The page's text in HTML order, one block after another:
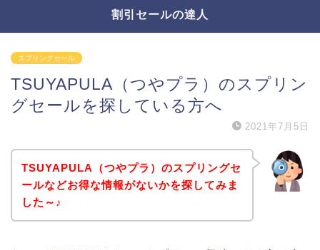
割引セールの達人
スプリングセール
TSUYAPULA（つやプラ）のスプリン
グセールを探している方へ
2021年7月5日
TSUYAPULA（つやプラ）のスプリングセ
ールなどお得な情報がないかを探してみま
した～♪